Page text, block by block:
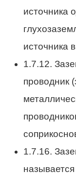
источника
источника
1.7.12.
проводник
1.7.16.